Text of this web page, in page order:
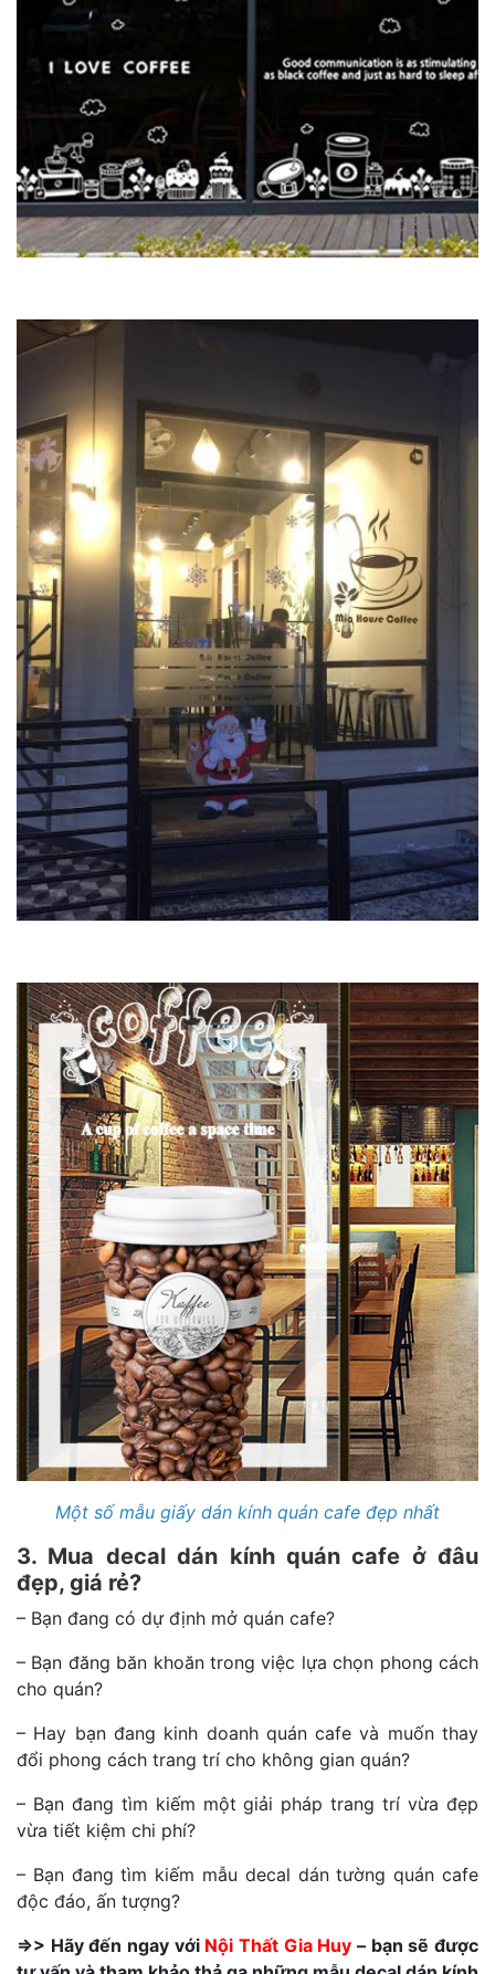
Một số mẫu giấy dán kính quán cafe đẹp nhất
3. Mua decal dán kính quán cafe ở đâu
đẹp, giá rẻ?
– Bạn đang có dự định mở quán cafe?
– Bạn đăng băn khoăn trong việc lựa chọn phong cách
cho quán?
– Hay bạn đang kinh doanh quán cafe và muốn thay
đổi phong cách trang trí cho không gian quán?
– Bạn đang tìm kiếm một giải pháp trang trí vừa đẹp
vừa tiết kiệm chi phí?
– Bạn đang tìm kiếm mẫu decal dán tường quán cafe
độc đáo, ấn tượng?
=>> Hãy đến ngay với Nội Thất Gia Huy – bạn sẽ được